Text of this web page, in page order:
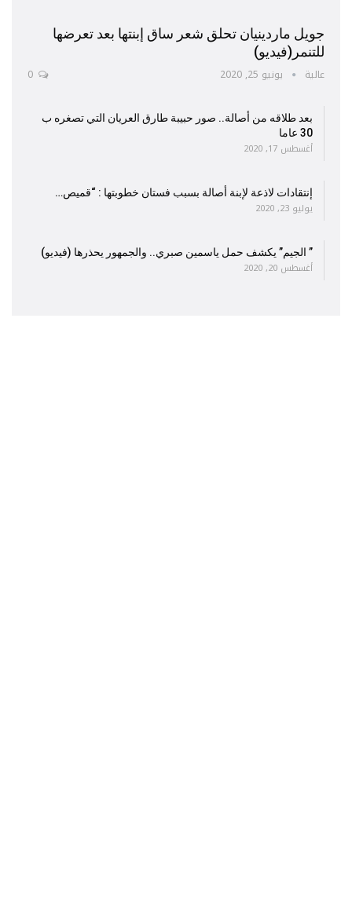
جويل ماردينيان تحلق شعر ساق إبنتها بعد تعرضها
للتنمر(فيديو)
عالية يونيو 25, 2020
بعد طلاقه من أصالة.. صور حبيبة طارق العريان التي تصغره ب
30 عاما
أغسطس 17, 2020
إنتقادات لاذعة لإبنة أصالة بسبب فستان خطوبتها : “قميص…
يوليو 23, 2020
” الجيم” يكشف حمل ياسمين صبري.. والجمهور يحذرها (فيديو)
أغسطس 20, 2020